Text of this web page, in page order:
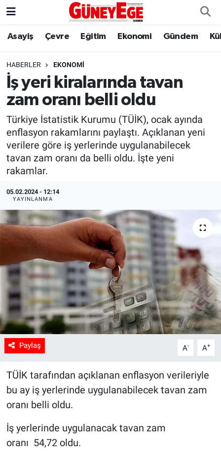
Asayiş Çevre Eğitim Ekonomi Gündem
HABERLER EKONOMI
İş yeri kiralarında tavan
zam oranı belli oldu
Türkiye İstatistik Kurumu (TÜİK), ocak ayında
enflasyon rakamlarını paylaştı. Açıklanan yeni
verilere göre iş yerlerinde uygulanabilecek
tavan zam oranı da belli oldu. İşte yeni
rakamlar.
05.02.2024 - 12:14
YAYINLANMA
Paylaş A- A+
TÜİK tarafından açıklanan enflasyon verileriyle
bu ay iş yerlerinde uygulanabilecek tavan zam
oranı belli oldu.
İş yerlerinde uygulanacak tavan zam
oranı 54,72 oldu.
Asayiş
Çevre
Eğitim
Ekonomi
Gündem
Kültür Sanat
Magazin
Politika
Sağlık
Spor
Yaşam
Tarım
İstanbul Hava Durumu
İstanbul Trafik Yoğunluk Haritası
Süper Lig Puan Durumu ve Fikstür
Tüm Manşetler
Son Dakika Haberleri
Haber Arşivi